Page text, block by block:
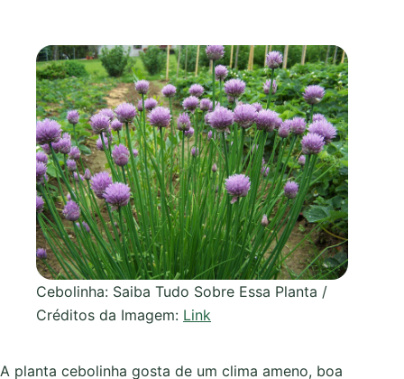
Cebolinha: Saiba Tudo Sobre Essa Planta /
Créditos da Imagem: Link
A planta cebolinha gosta de um clima ameno, boa